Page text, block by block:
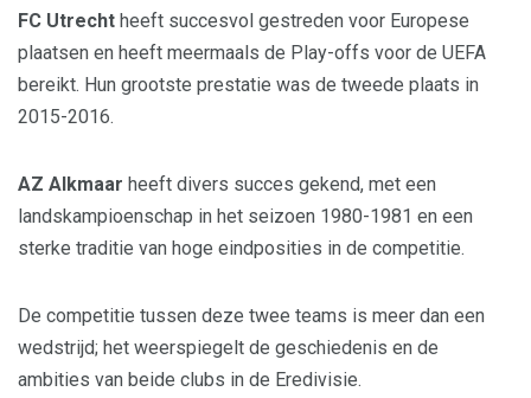
FC Utrecht heeft succesvol gestreden voor Europese
plaatsen en heeft meermaals de Play-offs voor de UEFA
bereikt. Hun grootste prestatie was de tweede plaats in
2015-2016.
AZ Alkmaar heeft divers succes gekend, met een
landskampioenschap in het seizoen 1980-1981 en een
sterke traditie van hoge eindposities in de competitie.
De competitie tussen deze twee teams is meer dan een
wedstrijd; het weerspiegelt de geschiedenis en de
ambities van beide clubs in de Eredivisie.